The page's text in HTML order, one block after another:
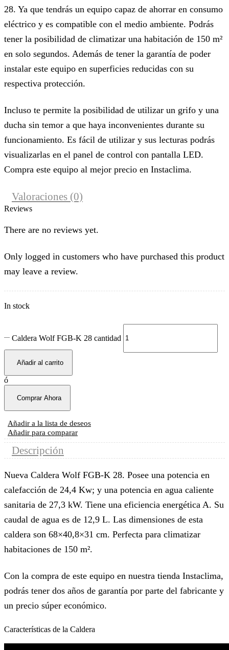
28. Ya que tendrás un equipo capaz de ahorrar en consumo
eléctrico y es compatible con el medio ambiente. Podrás
tener la posibilidad de climatizar una habitación de 150 m²
en solo segundos. Además de tener la garantía de poder
instalar este equipo en superficies reducidas con su
respectiva protección.
Incluso te permite la posibilidad de utilizar un grifo y una
ducha sin temor a que haya inconvenientes durante su
funcionamiento. Es fácil de utilizar y sus lecturas podrás
visualizarlas en el panel de control con pantalla LED.
Compra este equipo al mejor precio en Instaclima.
Valoraciones (0)
Reviews
There are no reviews yet.
Only logged in customers who have purchased this product
may leave a review.
In stock
Caldera Wolf FGB-K 28 cantidad
Añadir al carrito
ó
Comprar Ahora
Añadir a la lista de deseos
Añadir para comparar
Descripción
Nueva Caldera Wolf FGB-K 28. Posee una potencia en
calefacción de 24,4 Kw; y una potencia en agua caliente
sanitaria de 27,3 kW. Tiene una eficiencia energética A. Su
caudal de agua es de 12,9 L. Las dimensiones de esta
caldera son 68×40,8×31 cm. Perfecta para climatizar
habitaciones de 150 m².
Con la compra de este equipo en nuestra tienda Instaclima,
podrás tener dos años de garantía por parte del fabricante y
un precio súper económico.
Características de la Caldera